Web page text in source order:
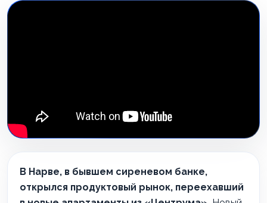
В Нарве, в бывшем сиреневом банке,
открылся продуктовый рынок, переехавший